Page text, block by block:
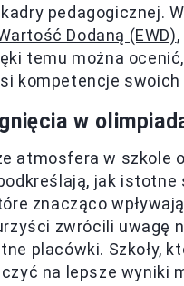
pedagogicznej.
Dodaną (EWD)
temu można
kompetencje swoich
w
atmosfera w szkole
jak istotne
znacząco
zwrócili uwagę
placówki. Szkoły,
na lepsze wyniki